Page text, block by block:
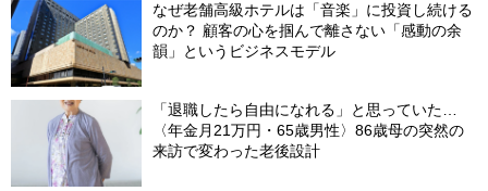
なぜ老舗高級ホテルは「音楽」に投資し続ける
のか？ 顧客の心を掴んで離さない「感動の余
韻」というビジネスモデル
「退職したら自由になれる」と思っていた…
〈年金月21万円・65歳男性〉86歳母の突然の
来訪で変わった老後設計